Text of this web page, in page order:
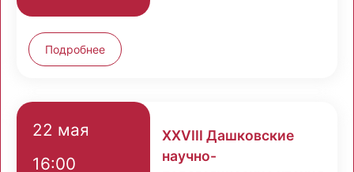
Подробнее
22 мая
16:00
XXVIII Дашковские
научно-